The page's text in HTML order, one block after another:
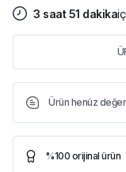
3 saat 51 dakika
Ürün henüz
%100 orijinal ürün